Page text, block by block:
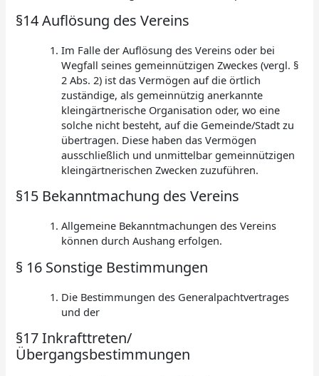
§14 Auflösung des Vereins
Im Falle der Auflösung des Vereins oder bei
Wegfall seines gemeinnützigen Zweckes (vergl. §
2 Abs. 2) ist das Vermögen auf die örtlich
zuständige, als gemeinnützig anerkannte
kleingärtnerische Organisation oder, wo eine
solche nicht besteht, auf die Gemeinde/Stadt zu
übertragen. Diese haben das Vermögen
ausschließlich und unmittelbar gemeinnützigen
kleingärtnerischen Zwecken zuzuführen.
§15 Bekanntmachung des Vereins
Allgemeine Bekanntmachungen des Vereins
können durch Aushang erfolgen.
§ 16 Sonstige Bestimmungen
Die Bestimmungen des Generalpachtvertrages
und der
§17 Inkrafttreten/
Übergangsbestimmungen